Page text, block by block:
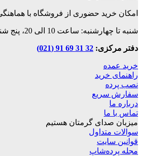
امکان خرید حضوری از فروشگاه با هماهنگی
شنبه تا چهارشنبه: ساعت 10 الی 20، پنج شنبه‌ها: 10 الی 14
دفتر مرکزی:32 31 69 91 (021)
خرید عمده
راهنمای خرید
نصب پرده
سفارش سریع
درباره ما
تماس با ما
میزبان صدای گرمتان هستیم
سوالات متداول
قوانین‌ سایت
مجله پرده‌شاپ